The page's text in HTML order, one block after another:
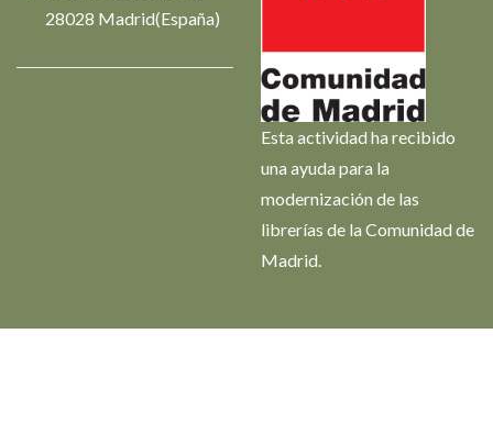
28028 Madrid(España)
Esta actividad ha recibido
una ayuda para la
modernización de las
librerías de la Comunidad de
Madrid.